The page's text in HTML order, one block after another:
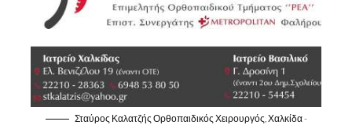
Σταύρος Καλατζής Ορθοπαιδικός Χειρουργός, Χαλκίδα -